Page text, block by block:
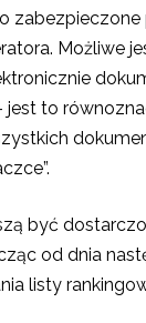
zabezpieczone
Możliwe
jest to
być
od dnia
listy